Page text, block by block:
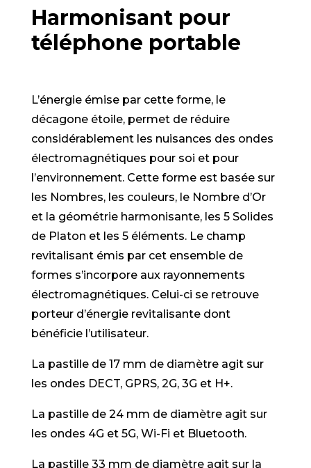
Harmonisant pour
téléphone portable
L’énergie émise par cette forme, le
décagone étoile, permet de réduire
considérablement les nuisances des ondes
électromagnétiques pour soi et pour
l’environnement. Cette forme est basée sur
les Nombres, les couleurs, le Nombre d’Or
et la géométrie harmonisante, les 5 Solides
de Platon et les 5 éléments. Le champ
revitalisant émis par cet ensemble de
formes s’incorpore aux rayonnements
électromagnétiques. Celui-ci se retrouve
porteur d’énergie revitalisante dont
bénéficie l’utilisateur.
La pastille de 17 mm de diamètre agit sur
les ondes DECT, GPRS, 2G, 3G et H+.
La pastille de 24 mm de diamètre agit sur
les ondes 4G et 5G, Wi-Fi et Bluetooth.
La pastille 33 mm de diamètre agit sur la